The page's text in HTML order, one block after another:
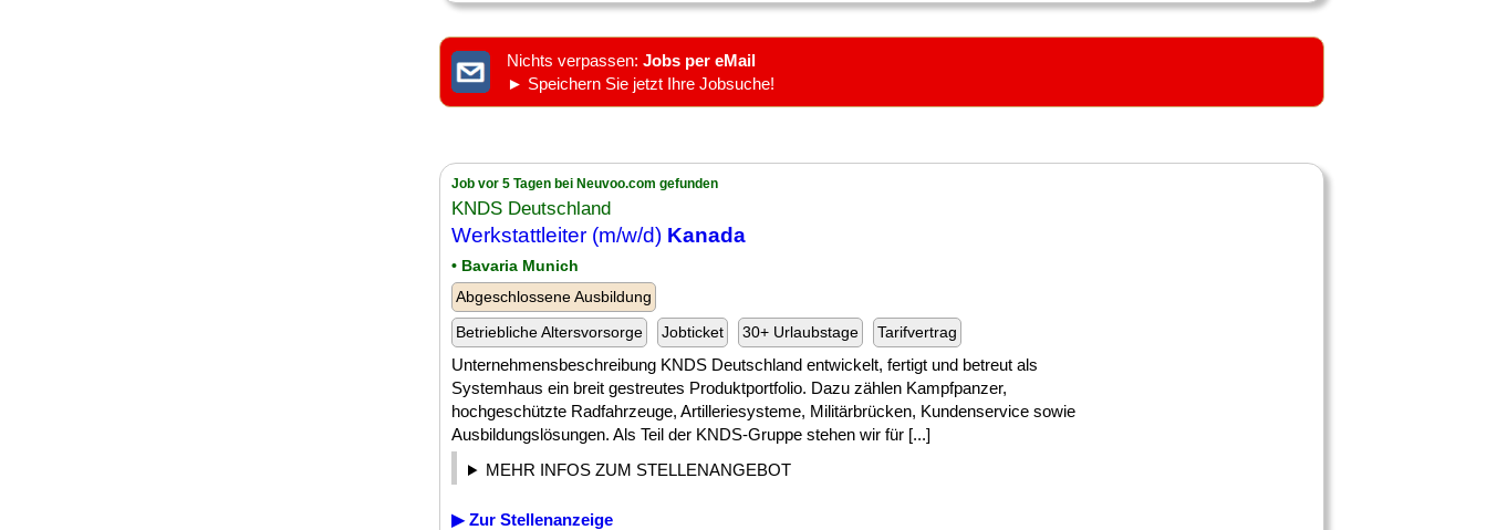
Nichts verpassen: Jobs per eMail
► Speichern Sie jetzt Ihre Jobsuche!
Job vor 5 Tagen bei Neuvoo.com gefunden
KNDS Deutschland
Werkstattleiter (m/w/d) Kanada
• Bavaria Munich
Abgeschlossene Ausbildung
Betriebliche Altersvorsorge
Jobticket 30+ Urlaubstage Tarifvertrag
Unternehmensbeschreibung KNDS Deutschland entwickelt, fertigt und betreut als
Systemhaus ein breit gestreutes Produktportfolio. Dazu zählen Kampfpanzer,
hochgeschützte Radfahrzeuge, Artilleriesysteme, Militärbrücken, Kundenservice sowie
Ausbildungslösungen. Als Teil der KNDS-Gruppe stehen wir für [...]
MEHR INFOS ZUM STELLENANGEBOT
▶ Zur Stellenanzeige